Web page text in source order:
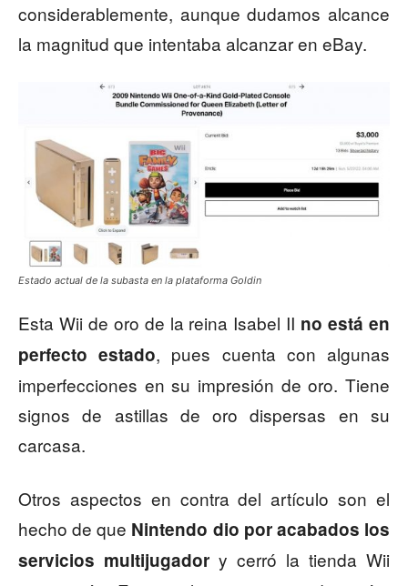
considerablemente, aunque dudamos alcance
la magnitud que intentaba alcanzar en eBay.
Estado actual de la subasta en la plataforma Goldin
Esta Wii de oro de la reina Isabel II no está en
perfecto estado, pues cuenta con algunas
imperfecciones en su impresión de oro. Tiene
signos de astillas de oro dispersas en su
carcasa.
Otros aspectos en contra del artículo son el
hecho de que Nintendo dio por acabados los
servicios multijugador y cerró la tienda Wii